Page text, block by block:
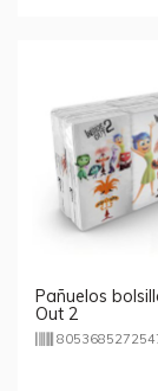
Pañuelos
Out 2